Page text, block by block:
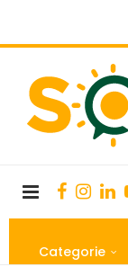
Categorie